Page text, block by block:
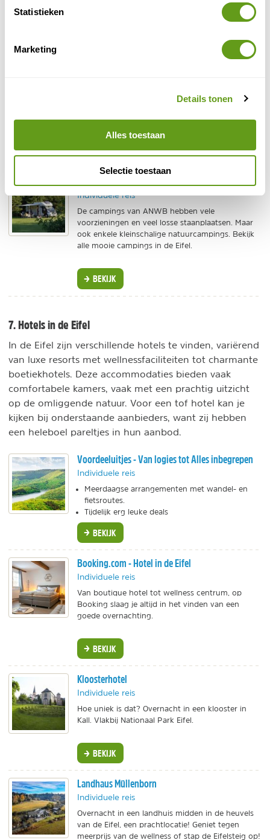
Statistieken
Marketing
Details tonen
Alles toestaan
Selectie toestaan
Rustiek kamperen in de Eifel
, op een kleine camping in
de natuur. Zet je tent of camper neer op een mooi
panoramisch uitzicht (zonder sanitair).
van Landal. Overdekt zwembad en recreatieplas
met waterfietsen op het park.
BEKIJK
ANWB Camping - Kamperen in de Eifel
Individuele reis
De campings van ANWB hebben vele
voorzieningen en veel losse staanplaatsen. Maar
ook enkele kleinschalige natuurcampings. Bekijk
alle mooie campings in de Eifel.
BEKIJK
7. Hotels in de Eifel
In de Eifel zijn verschillende hotels te vinden, variërend
van luxe resorts met wellnessfaciliteiten tot charmante
boetiekhotels. Deze accommodaties bieden vaak
comfortabele kamers, vaak met een prachtig uitzicht
op de omliggende natuur. Voor een tof hotel kan je
kijken bij onderstaande aanbieders, want zij hebben
een heleboel pareltjes in hun aanbod.
Voordeeluitjes - Van logies tot Alles inbegrepen
Individuele reis
Meerdaagse arrangementen met wandel- en
fietsroutes.
Tijdelijk erg leuke deals
BEKIJK
Booking.com - Hotel in de Eifel
Individuele reis
Van boutique hotel tot wellness centrum, op
Booking slaag je altijd in het vinden van een
goede overnachting.
BEKIJK
Kloosterhotel
Individuele reis
Hoe uniek is dat? Overnacht in een klooster in
Kall. Vlakbij Nationaal Park Eifel.
BEKIJK
Landhaus Müllenborn
Individuele reis
Overnacht in een landhuis midden in de heuvels
van de Eifel, een prachtlocatie! Geniet tegen
meerprijs van de wellness of stap de Eifelsteig op!